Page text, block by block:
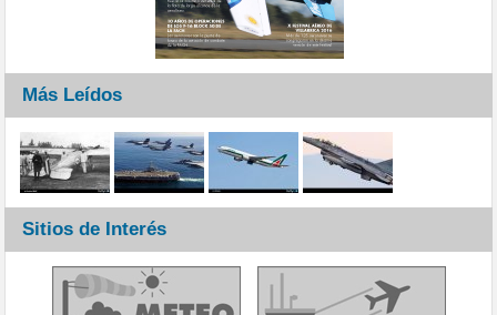
Más Leídos
Sitios de Interés